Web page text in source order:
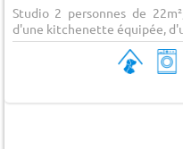
Studio 2 personnes de
d'une kitchenette équipée,